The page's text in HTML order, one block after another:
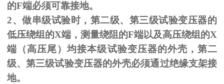
的F端必须可靠接地。
2、做串级试验时，第二级、第三级试验变压器的
低压绕组的X端，测量绕阻的F端以及高压绕组的X
端（高压尾）均接本级试验变压器的外壳，第二
级、第三级试验变压器的外壳必须通过绝缘支架接
地。